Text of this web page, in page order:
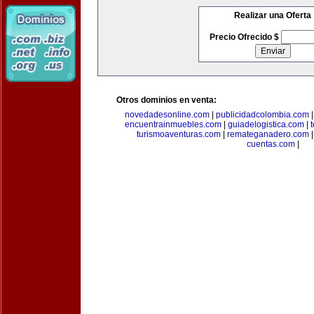
Realizar una Oferta
Precio Ofrecido $
Otros dominios en venta:
novedadesonline.com
publicidadcolombia.com
encuentrainmuebles.com| guiadelogistica.com|
turismoaventuras.com| remateganadero.com
cuentas.com|